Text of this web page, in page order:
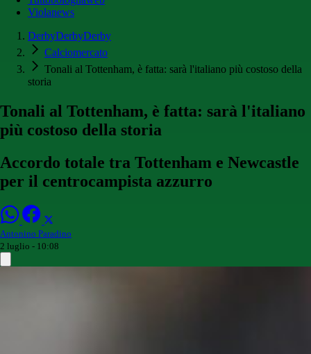
Violanews
DerbyDerbyDerby
Calciomercato
Tonali al Tottenham, è fatta: sarà l'italiano più costoso della
storia
Tonali al Tottenham, è fatta: sarà l'italiano
più costoso della storia
Accordo totale tra Tottenham e Newcastle
per il centrocampista azzurro
Antonino Paradino
2 luglio - 10:08